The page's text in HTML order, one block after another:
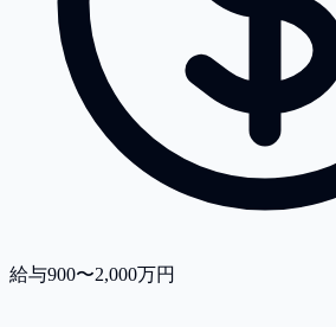
給与900〜2,000万円